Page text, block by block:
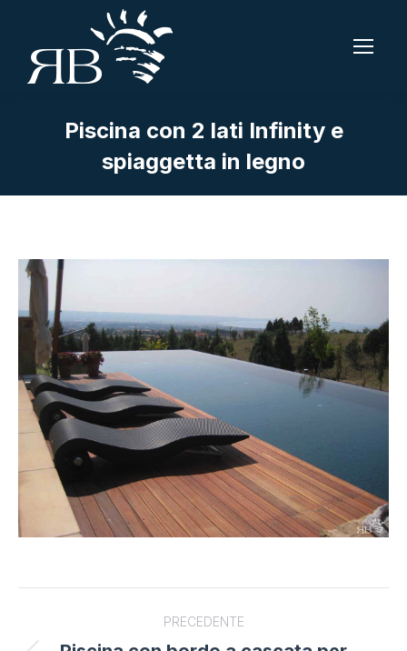
Piscina con 2 lati Infinity e
spiaggetta in legno
PRECEDENTE